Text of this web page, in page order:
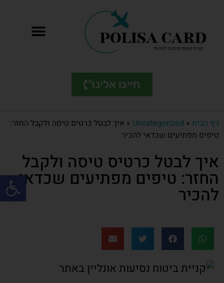
חייגו אלינו
דף הבית »
Uncategorized
» איך לבטל כרטיס טיסה ולקבל החזר:
טיפים מפתיעים שכדאי להכיר
איך לבטל כרטיס טיסה ולקבל
החזר: טיפים מפתיעים שכדאי
להכיר
פתח